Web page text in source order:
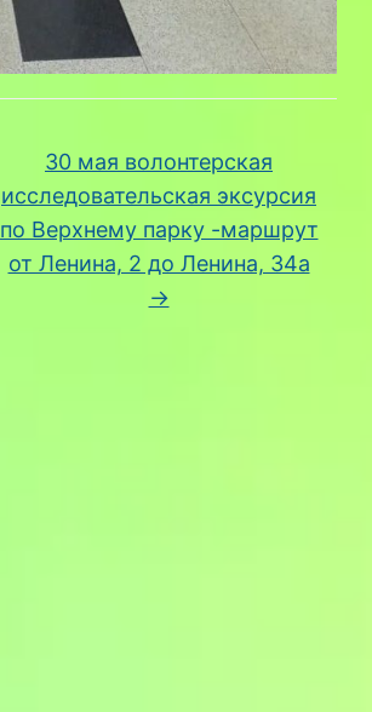
30 мая волонтерская
исследовательская эксурсия
по Верхнему парку -маршрут
от Ленина, 2 до Ленина, 34а
→